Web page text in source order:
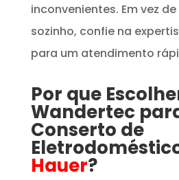
inconvenientes. Em vez
sozinho, confie na
para um atendimento
Por que
Wandertec
Conserto de
Hauer?